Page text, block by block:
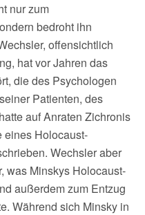
nur zum
bedroht ihn
offensichtlich
hat vor Jahren das
die des Psychologen
Patienten, des
auf Anraten Zichronis
eines Holocaust-
Wechsler aber
was Minskys Holocaust-
außerdem zum Entzug
Während sich Minsky in